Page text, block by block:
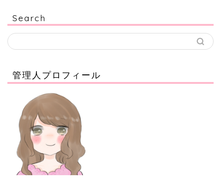
Search
管理人プロフィール